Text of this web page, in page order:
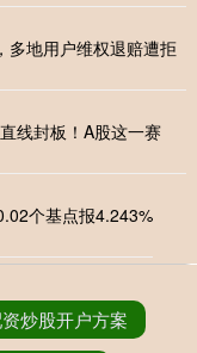
多地用户维权退赔遭拒
线封板！A股这一赛
个基点报4.243%
炒股开户方案